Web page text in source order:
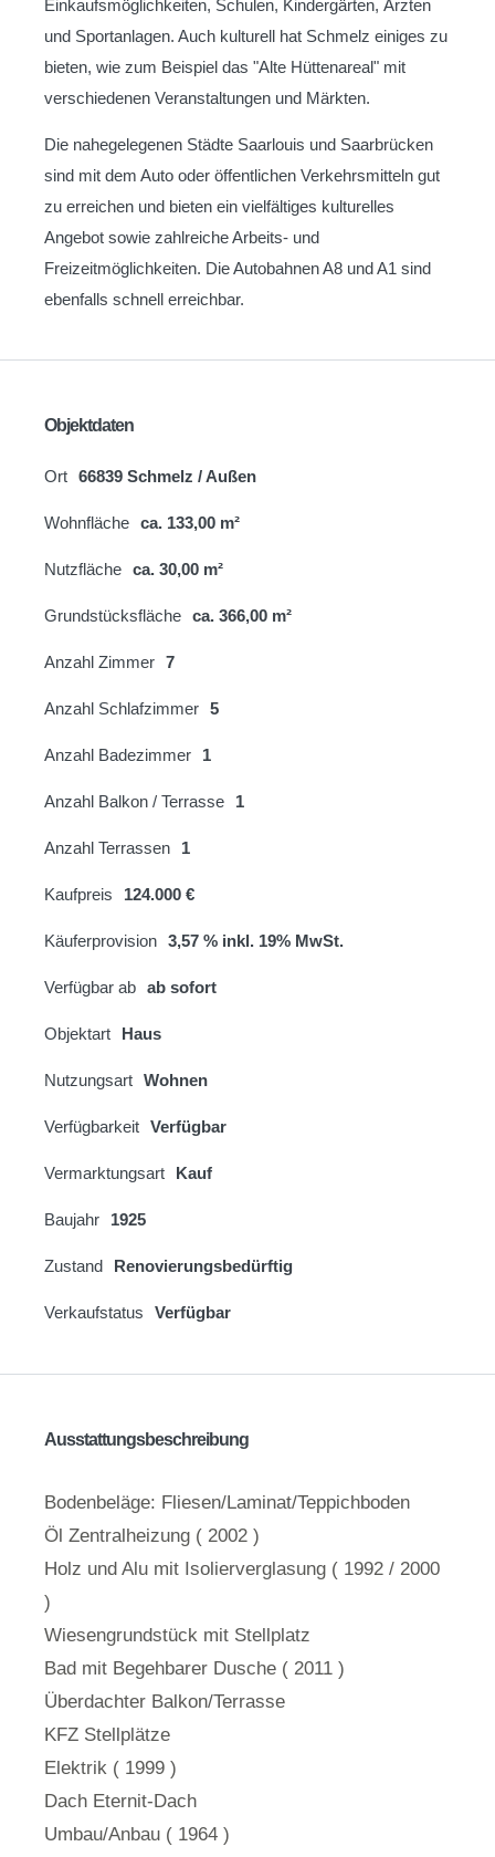
Einkaufsmöglichkeiten, Schulen, Kindergärten, Ärzten
und Sportanlagen. Auch kulturell hat Schmelz einiges zu
bieten, wie zum Beispiel das "Alte Hüttenareal" mit
verschiedenen Veranstaltungen und Märkten.
Die nahegelegenen Städte Saarlouis und Saarbrücken
sind mit dem Auto oder öffentlichen Verkehrsmitteln gut
zu erreichen und bieten ein vielfältiges kulturelles
Angebot sowie zahlreiche Arbeits- und
Freizeitmöglichkeiten. Die Autobahnen A8 und A1 sind
ebenfalls schnell erreichbar.
Objektdaten
Ort 66839 Schmelz / Außen
Wohnfläche ca. 133,00 m²
Nutzfläche ca. 30,00 m²
Grundstücksfläche ca. 366,00 m²
Anzahl Zimmer 7
Anzahl Schlafzimmer 5
Anzahl Badezimmer 1
Anzahl Balkon / Terrasse 1
Anzahl Terrassen 1
Kaufpreis 124.000 €
Käuferprovision 3,57 % inkl. 19% MwSt.
Verfügbar ab ab sofort
Objektart Haus
Nutzungsart Wohnen
Verfügbarkeit Verfügbar
Vermarktungsart Kauf
Baujahr 1925
Zustand Renovierungsbedürftig
Verkaufstatus Verfügbar
Ausstattungsbeschreibung
Bodenbeläge: Fliesen/Laminat/Teppichboden
Öl Zentralheizung ( 2002 )
Holz und Alu mit Isolierverglasung ( 1992 / 2000
)
Wiesengrundstück mit Stellplatz
Bad mit Begehbarer Dusche ( 2011 )
Überdachter Balkon/Terrasse
KFZ Stellplätze
Elektrik ( 1999 )
Dach Eternit-Dach
Umbau/Anbau ( 1964 )